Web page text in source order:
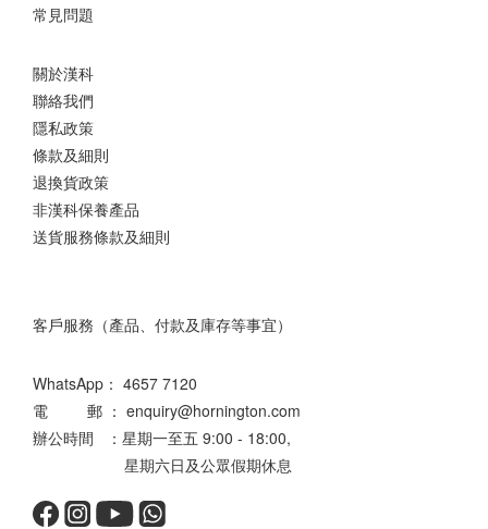
常見問題
關於漢科
聯絡我們
隱私政策
條款及細則
退換貨政策
非漢科保養產品
送貨服務條款及細則
客戶服務（產品、付款及庫存等事宜）
WhatsApp： 4657 7120
電 郵 ： enquiry@hornington.com
辦公時間 ：星期一至五 9:00 - 18:00,
星期六日及公眾假期休息